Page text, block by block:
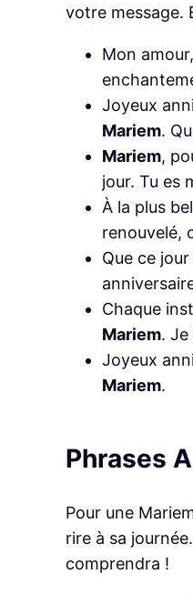
votre message.
Mon
Joyeux
Mariem.
Mariem,
jour. Tu es
À la plus
renouvelé,
Que ce
Chaque
Mariem. Je
Joyeux
Mariem.
Phrases
Pour une
rire à sa
comprendra !